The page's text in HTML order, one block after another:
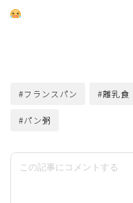
#フランスパン #離乳食
#パン粥